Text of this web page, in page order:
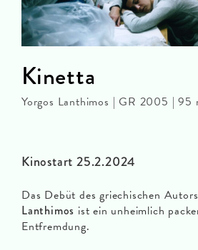
Kinostart 25.2.2024
Das Debüt des griechischen
Lanthimos ist ein unheimlich
Entfremdung.
Kinetta
Yorgos Lanthimos | GR 2005 | 95